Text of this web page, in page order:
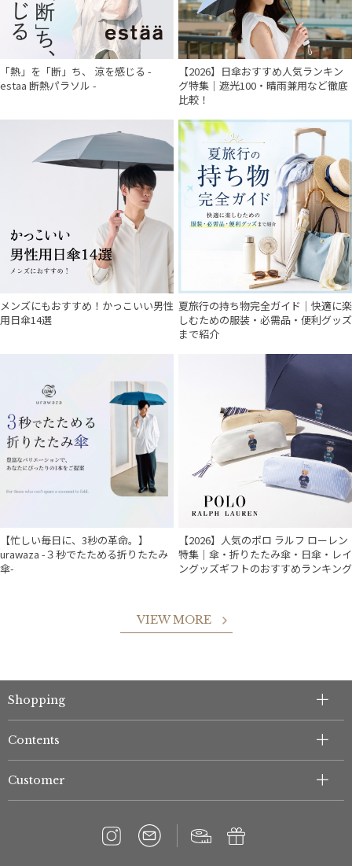
件
「熱」を「断」ち、 涼を感じる -
estaa 断熱パラソル -
【2026】日傘おすすめ人気ランキン
グ特集｜遮光100・晴雨兼用など徹底
比較！
メンズにもおすすめ！かっこいい男性
用日傘14選
夏旅行の持ち物完全ガイド｜快適に楽
しむための服装・必需品・便利グッズ
まで紹介
【忙しい毎日に、3秒の革命。】
urawaza -３秒でたためる折りたたみ
傘-
【2026】人気のポロ ラルフ ローレン
特集｜傘・折りたたみ傘・日傘・レイ
ングッズギフトのおすすめランキング
VIEW MORE
Shopping
Contents
Customer